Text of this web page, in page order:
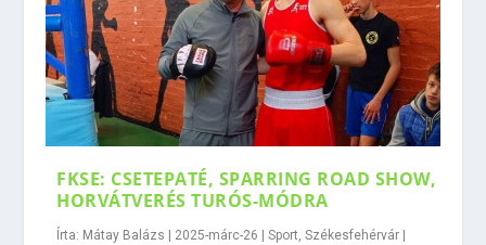
FKSE: CSETEPATÉ, SPARRING ROAD SHOW,
HORVÁTVERÉS TURÓS-MÓDRA
Írta: Mátay Balázs 2025-márc-26 |Sport,Székesfehérvár